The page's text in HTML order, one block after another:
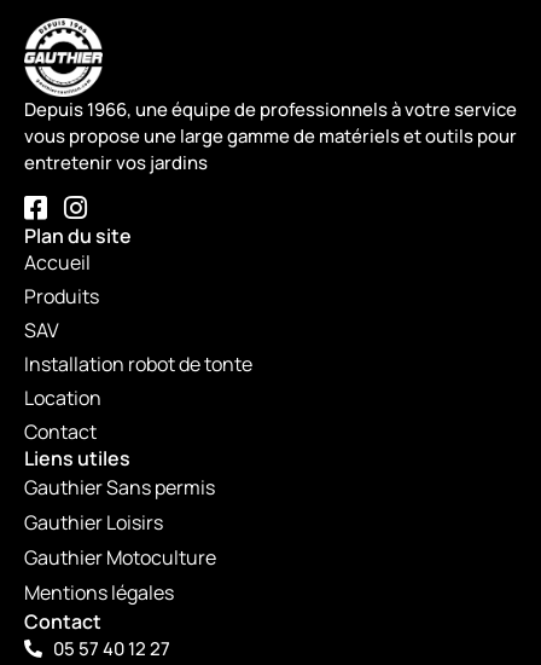
Depuis 1966, une équipe de professionnels à votre service
vous propose une large gamme de matériels et outils pour
entretenir vos jardins
Plan du site
Accueil
Produits
SAV
Installation robot de tonte
Location
Contact
Liens utiles
Gauthier Sans permis
Gauthier Loisirs
Gauthier Motoculture
Mentions légales
Contact
05 57 40 12 27